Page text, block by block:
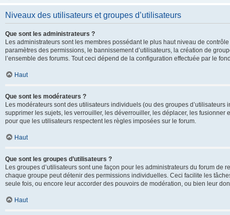
Niveaux des utilisateurs et groupes d’utilisateurs
Que sont les administrateurs ?
Les administrateurs sont les membres possédant le plus haut niveau de
paramètres des permissions, le bannissement d’utilisateurs, la création de
l’ensemble des forums. Tout ceci dépend de la configuration effectuée par le
Haut
Que sont les modérateurs ?
Les modérateurs sont des utilisateurs individuels (ou des groupes
supprimer les sujets, les verrouiller, les déverrouiller, les déplacer, les
pour que les utilisateurs respectent les règles imposées sur le forum.
Haut
Que sont les groupes d’utilisateurs ?
Les groupes d’utilisateurs sont une façon pour les administrateurs du forum
chaque groupe peut détenir des permissions individuelles. Ceci facilite les
seule fois, ou encore leur accorder des pouvoirs de modération, ou bien leur
Haut